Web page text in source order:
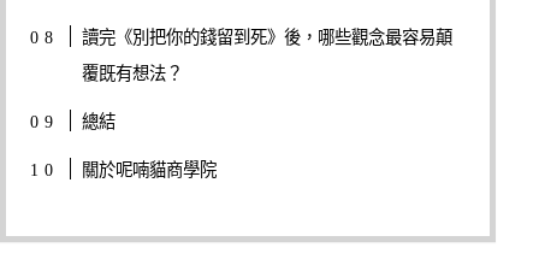
讀完《別把你的錢留到死》後，哪些觀念最容易顛
覆既有想法？
總結
關於呢喃貓商學院